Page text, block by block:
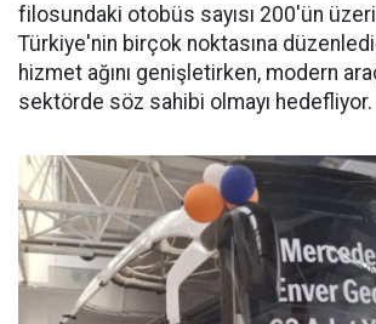
filosundaki otobüs sayısı 200'ün
Türkiye'nin birçok noktasına
hizmet ağını genişletirken, modern
sektörde söz sahibi olmayı hedefliyor.